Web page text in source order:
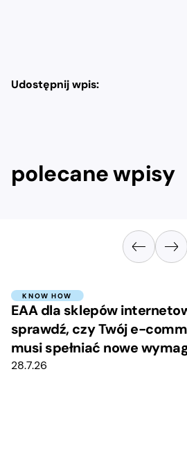
Udostępnij wpis:
polecane wpisy
KNOW HOW
EAA dla sklepów
sprawdź, czy Twój e-
musi spełniać nowe
28.7.26